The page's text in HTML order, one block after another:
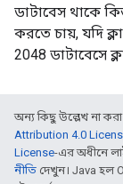
ডাটাবেস থাকে
করতে চায়, যদি
2048 ডাটাবেসে
অন্য কিছু উল্লেখ না
Attribution 4.0
License-এর অধীনে
নীতি দেখুন। Java হল